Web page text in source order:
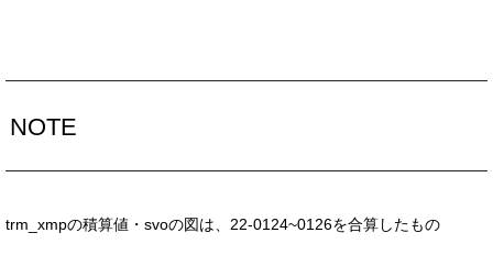
NOTE
trm_xmpの積算値・svoの図は、22-0124~0126を合算したもの